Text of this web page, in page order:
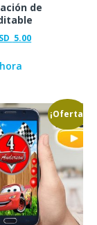
de
5.00
¡Oferta!